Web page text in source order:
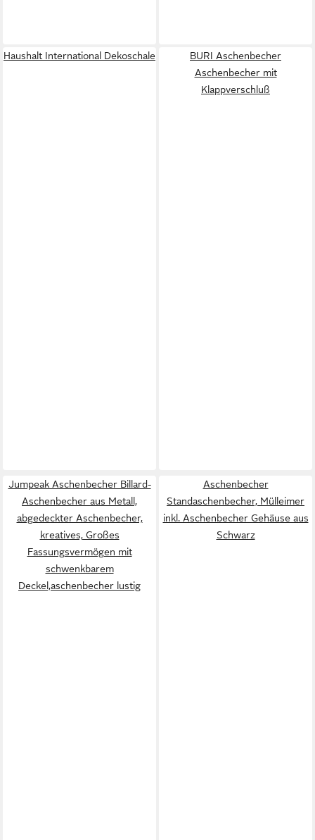
Haushalt International Dekoschale
BURI Aschenbecher
Aschenbecher mit
Klappverschluß
Jumpeak Aschenbecher Billard-
Aschenbecher aus Metall,
abgedeckter Aschenbecher,
kreatives, Großes
Fassungsvermögen mit
schwenkbarem
Deckel,aschenbecher lustig
Aschenbecher
Standaschenbecher, Mülleimer
inkl. Aschenbecher Gehäuse aus
Schwarz